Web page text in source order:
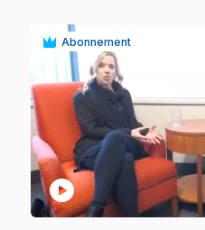
Abonnement
play_circle